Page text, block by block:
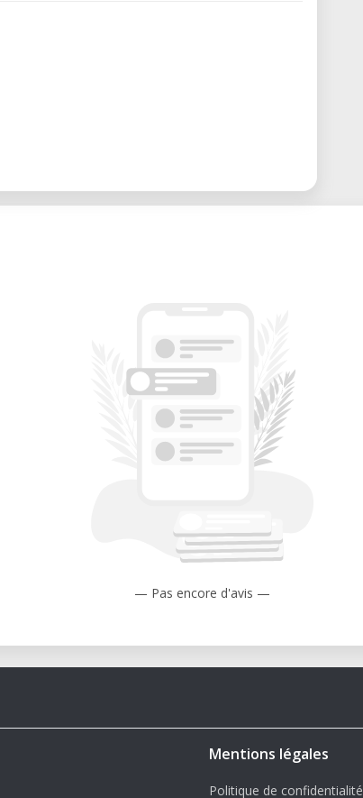
Sie filigrane Papiermotive,
Schneiden Sie Vinyl für professionelle
Wandtattoos, Fensterbilder oder
Schneiden von Materialien wie
Prototypen oder Modelle.
und Lehrer für praktische Design-
Anschaffungskosten.
für kurzfristige Projekte oder
Profitieren Sie von der Unterstützung
Einfacher Zugriff auf spezialisierte
— Pas encore d'avis —
Mentions légales
Politique de confidentialité